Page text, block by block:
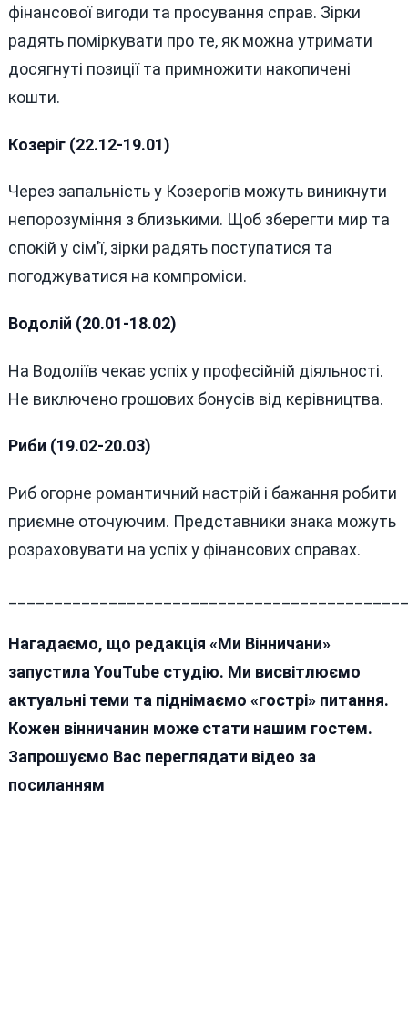
фінансової вигоди та просування справ. Зірки
радять поміркувати про те, як можна утримати
досягнуті позиції та примножити накопичені
кошти.
Козеріг (22.12-19.01)
Через запальність у Козерогів можуть виникнути
непорозуміння з близькими. Щоб зберегти мир та
спокій у сім’ї, зірки радять поступатися та
погоджуватися на компроміси.
Водолій (20.01-18.02)
На Водоліїв чекає успіх у професійній діяльності.
Не виключено грошових бонусів від керівництва.
Риби (19.02-20.03)
Риб огорне романтичний настрій і бажання робити
приємне оточуючим. Представники знака можуть
розраховувати на успіх у фінансових справах.
Нагадаємо, що редакція «Ми Вінничани»
запустила YouTube студію. Ми висвітлюємо
актуальні теми та піднімаємо «гострі» питання.
Кожен вінничанин може стати нашим гостем.
Запрошуємо Вас переглядати відео за
посиланням